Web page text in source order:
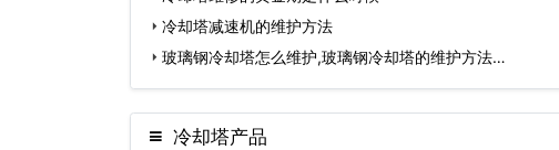
冷却塔减速机的维护方法
玻璃钢冷却塔怎么维护,玻璃钢冷却塔的维护方法…
冷却塔产品